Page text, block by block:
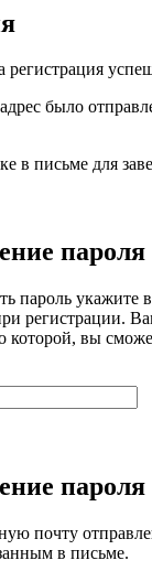
регистрация
было
в письме для
пароля
пароль укажите
регистрации.
которой, вы
пароля
почту
в письме.